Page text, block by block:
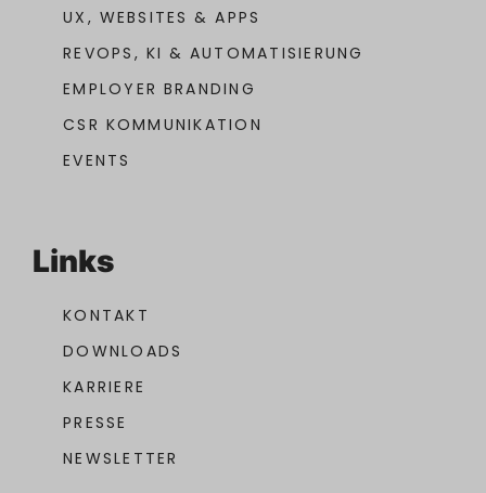
UX, WEBSITES & APPS
REVOPS, KI & AUTOMATISIERUNG
EMPLOYER BRANDING
CSR KOMMUNIKATION
EVENTS
Links
KONTAKT
DOWNLOADS
KARRIERE
PRESSE
NEWSLETTER